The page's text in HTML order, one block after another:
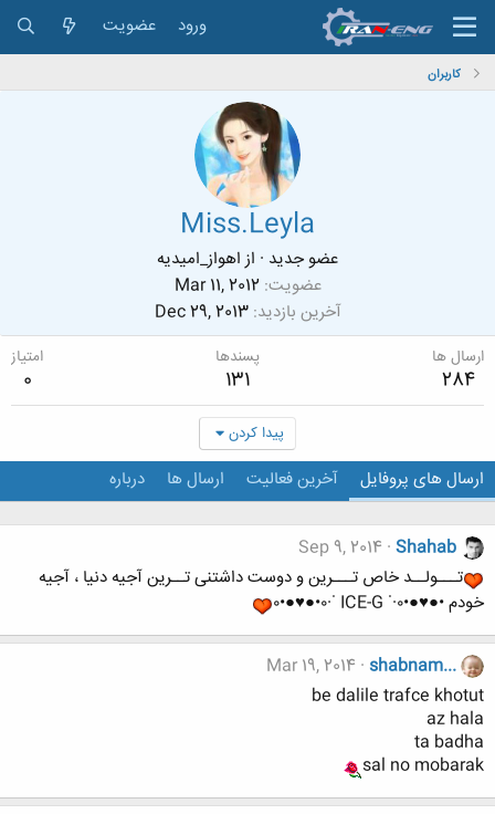
ورود عضویت
کاربران
Miss.Leyla
عضو جدید · از اهواز_امیدیه
عضویت Mar 11, 2012
آخرین بازدید Dec 29, 2013
ارسال ها
284
پسندها
131
امتیاز
0
پیدا کردن
ارسال های پروفایل آخرین فعالیت ارسال ها درباره
Shahab
Sep 9, 2014
تـــولــد خاص تـــرین و دوست داشتنی تــرین آجیه دنیا ، آجیه
خودم •●♥●•٠·˙ ICE-G ˙·٠•●♥●•٠
shabnam...
Mar 19, 2014
be dalile trafce khotut
az hala
ta badha
sal no mobarak